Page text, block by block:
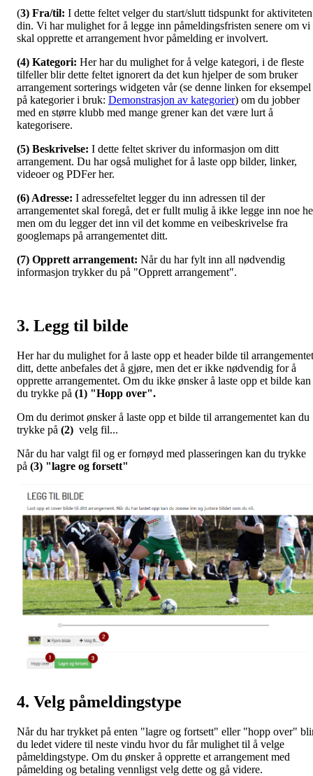
(3) Fra/til: I dette feltet velger du start/slutt tidspunkt for aktiviteten
din. Vi har mulighet for å legge inn påmeldingsfristen senere om vi
skal opprette et arrangement hvor påmelding er involvert.
(4) Kategori: Her har du mulighet for å velge kategori, i de fleste
tilfeller blir dette feltet ignorert da det kun hjelper de som bruker
arrangement sorterings widgeten vår (se denne linken for eksempel
på kategorier i bruk: Demonstrasjon av kategorier) om du jobber
med en større klubb med mange grener kan det være lurt å
kategorisere.
(5) Beskrivelse: I dette feltet skriver du informasjon om ditt
arrangement. Du har også mulighet for å laste opp bilder, linker,
videoer og PDFer her.
(6) Adresse: I adressefeltet legger du inn adressen til der
arrangementet skal foregå, det er fullt mulig å ikke legge inn noe
men om du legger det inn vil det komme en veibeskrivelse fra
googlemaps på arrangementet ditt.
(7) Opprett arrangement: Når du har fylt inn all nødvendig
informasjon trykker du på "Opprett arrangement".
3. Legg til bilde
Her har du mulighet for å laste opp et header bilde til arrangementet
ditt, dette anbefales det å gjøre, men det er ikke nødvendig for å
opprette arrangementet. Om du ikke ønsker å laste opp et bilde kan
du trykke på (1) "Hopp over".
Om du derimot ønsker å laste opp et bilde til arrangementet kan du
trykke på (2) velg fil...
Når du har valgt fil og er fornøyd med plasseringen kan du trykke
på (3) "lagre og forsett"
4. Velg påmeldingstype
Når du har trykket på enten "lagre og fortsett" eller "hopp over"
du ledet videre til neste vindu hvor du får mulighet til å velge
påmeldingstype. Om du ønsker å opprette et arrangement med
påmelding og betaling vennligst velg dette og gå videre.